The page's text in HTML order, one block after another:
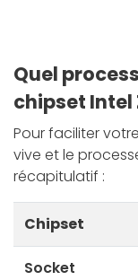
Quel
chipset Intel
Pour faciliter
vive et le
récapitulatif :
Chipset
Socket